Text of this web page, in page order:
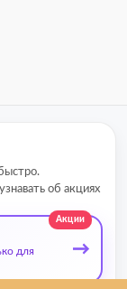
об акциях
Акции
для
→